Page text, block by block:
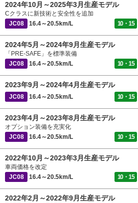
2024年10月～2025年3月生産モデル
Cクラスに新技術と安全性を追加
JC08
16.4～20.5km/L 10・15
2024年5月～2024年9月生産モデル
「PRE-SAFE」を標準装備
JC08
16.4～20.5km/L 10・15
2023年9月～2024年4月生産モデル
JC08 16.4～20.5km/L 10・15
2023年4月～2023年8月生産モデル
オプション装備を充実化
JC08
16.4～20.5km/L 10・15
2022年10月～2023年3月生産モデル
車両価格を改定
JC08
16.4～20.5km/L 10・15
2022年2月～2022年9月生産モデル